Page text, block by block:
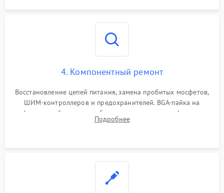
4. Компонентный ремонт
Восстановление цепей питания, замена пробитых мосфетов,
ШИМ-контроллеров и предохранителей. BGA-пайка на
инфракрасной станции реболлинг или замена графического
чипа и дефектной памяти GDDR. Прошивка BIOS
Подробнее